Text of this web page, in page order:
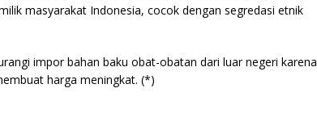
masyarakat Indonesia, cocok dengan segredasi etnik
impor bahan baku obat-obatan dari luar negeri karena
harga meningkat. (*)